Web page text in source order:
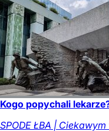
Kogo popychali
SPODE ŁBA |